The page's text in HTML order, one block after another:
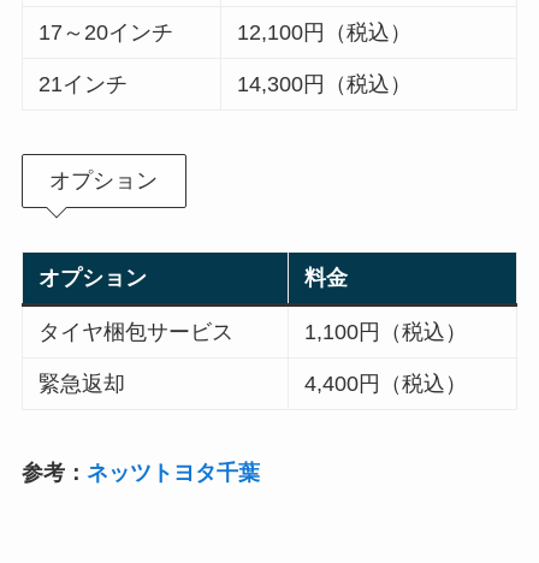
17～20インチ 12,100円（税込）
21インチ 14,300円（税込）
オプション
オプション 料金
タイヤ梱包サービス 1,100円（税込）
緊急返却 4,400円（税込）
参考： ネッツトヨタ千葉